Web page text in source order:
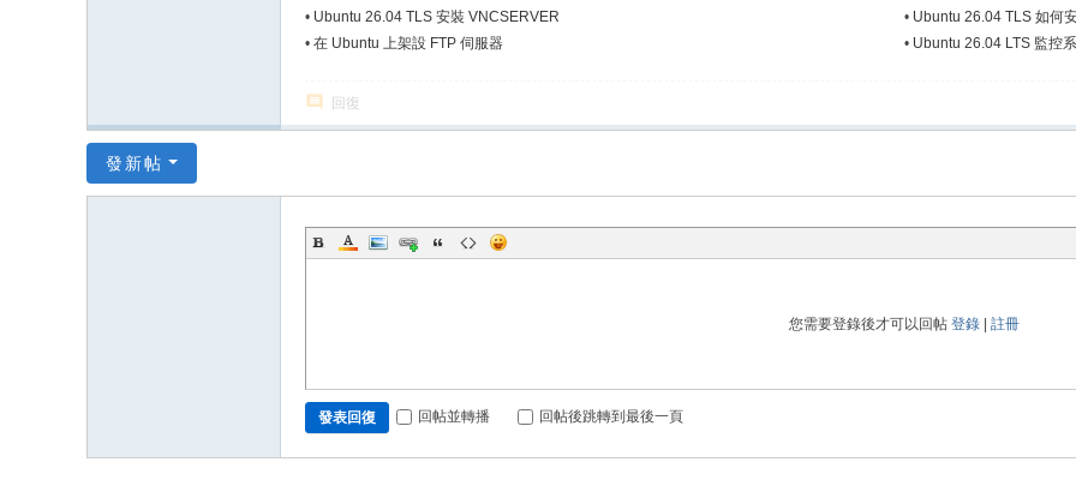
• Ubuntu 26.04 TLS 安裝 VNCSERVER • Ubuntu 26.04 TLS 如何
• 在 Ubuntu 上架設 FTP 伺服器 • Ubuntu 26.04 LTS 監控
回復
發新帖
您需要登錄後才可以回帖 登錄| 註冊
發表回復 回帖並轉播 回帖後跳轉到最後一頁